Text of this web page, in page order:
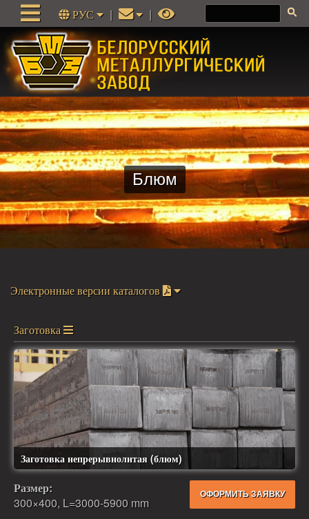
РУС | |
Блюм
Электронные версии каталогов
Заготовка
Заготовка непрерывнолитая (блюм)
ОФОРМИТЬ ЗАЯВКУ
Размер:
300×400, L=3000-5900 mm